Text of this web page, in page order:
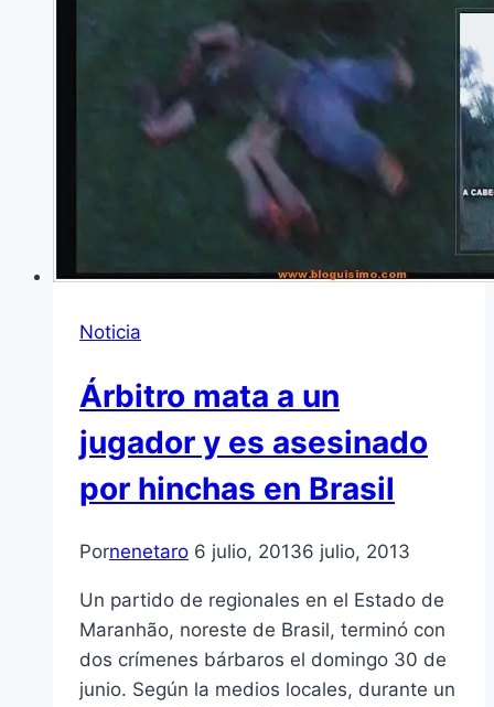
Noticia
Árbitro mata a un
jugador y es asesinado
por hinchas en Brasil
Pornenetaro 6 julio, 20136 julio, 2013
Un partido de regionales en el Estado de
Maranhão, noreste de Brasil, terminó con
dos crímenes bárbaros el domingo 30 de
junio. Según la medios locales, durante un